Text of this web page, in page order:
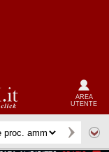
AREA
UTENTE